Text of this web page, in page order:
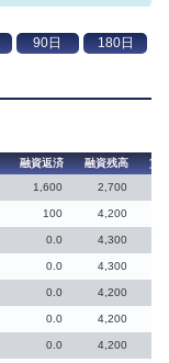
融資返済 融資残高
貸
1,600 2,700
100 4,200
0.0 4,300
0.0 4,300
0.0 4,200
0.0 4,200
0.0 4,200